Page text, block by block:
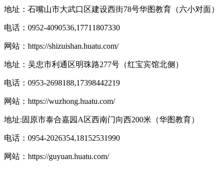
地址：石嘴山市大武口区建设西街78号华图教育（六小对面）
电话：0952-4090536,17711807330
网站： https://shizuishan.huatu.com/
地址：吴忠市利通区明珠路277号（红宝宾馆北侧）
电话：0953-2698188,17398442219
网站： https://wuzhong.huatu.com/
地址:固原市泰合嘉园A区西南门向西200米（华图教育）
电话：0954-2026354,18152531990
网站： https://guyuan.huatu.com/